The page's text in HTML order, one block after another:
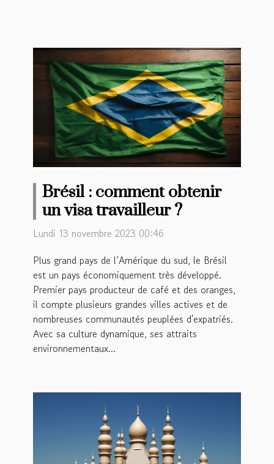
Brésil : comment obtenir
un visa travailleur ?
Lundi 13 novembre 2023 00:46
Plus grand pays de l’Amérique du sud, le Brésil
est un pays économiquement très développé.
Premier pays producteur de café et des oranges,
il compte plusieurs grandes villes actives et de
nombreuses communautés peuplées d'expatriés.
Avec sa culture dynamique, ses attraits
environnementaux...